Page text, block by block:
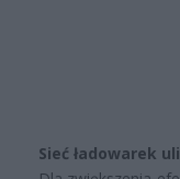
Sieć ładowarek